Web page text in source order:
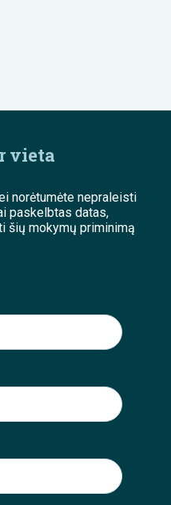
vieta
norėtumėte nepraleisti
paskelbtas datas,
šių mokymų priminimą